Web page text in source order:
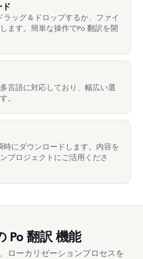
ド
ッグ＆ドロップするか、ファイ
ます。簡単な操作でPo 翻訳を開
言語に対応しており、幅広い選
。
にダウンロードします。内容を
プロジェクトにご活用くださ
Po 翻訳 機能
ローカリゼーションプロセスを